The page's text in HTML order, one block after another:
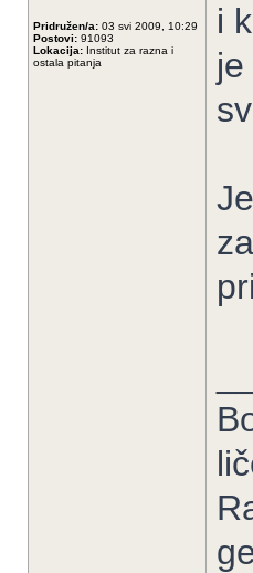
Pridružen/a: 03 svi 2009, 10:29
Postovi: 91093
Lokacija: Institut za razna i
ostala pitanja
i